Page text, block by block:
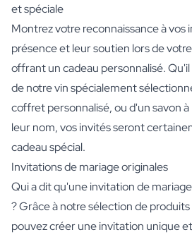
et spéciale
Montrez votre reconnaissance à vos
présence et leur soutien lors de
offrant un cadeau personnalisé.
de notre vin spécialement
coffret personnalisé, ou d'un savon
leur nom, vos invités seront
cadeau spécial.
Invitations de mariage originales
Qui a dit qu'une invitation de
? Grâce à notre sélection de
pouvez créer une invitation unique